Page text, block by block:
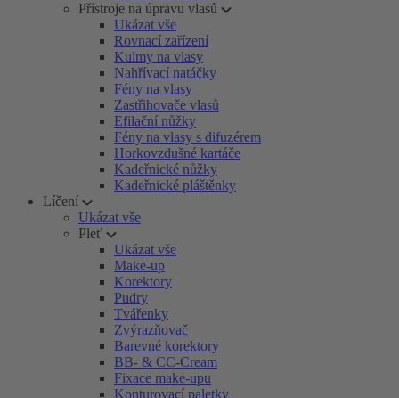
Přístroje na úpravu vlasů
Ukázat vše
Rovnací zařízení
Kulmy na vlasy
Nahřívací natáčky
Fény na vlasy
Zastřihovače vlasů
Efilační nůžky
Fény na vlasy s difuzérem
Horkovzdušné kartáče
Kadeřnické nůžky
Kadeřnické pláštěnky
Líčení
Ukázat vše
Pleť
Ukázat vše
Make-up
Korektory
Pudry
Tvářenky
Zvýrazňovač
Barevné korektory
BB- & CC-Cream
Fixace make-upu
Konturovací paletky